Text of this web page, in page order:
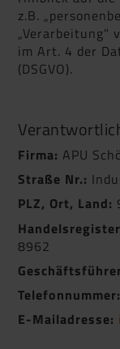
z.B.
„Verarbeitung"
im Art. 4 der
(DSGVO).
Firma: APU
Straße Nr.:
PLZ, Ort, Land:
8962
Telefonnummer:
E-Mailadresse: